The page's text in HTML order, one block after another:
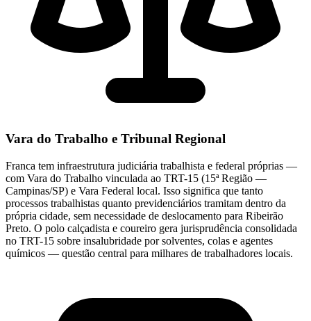
Vara do Trabalho e Tribunal Regional
Franca tem infraestrutura judiciária trabalhista e federal próprias —
com Vara do Trabalho vinculada ao TRT-15 (15ª Região —
Campinas/SP) e Vara Federal local. Isso significa que tanto
processos trabalhistas quanto previdenciários tramitam dentro da
própria cidade, sem necessidade de deslocamento para Ribeirão
Preto. O polo calçadista e coureiro gera jurisprudência consolidada
no TRT-15 sobre insalubridade por solventes, colas e agentes
químicos — questão central para milhares de trabalhadores locais.